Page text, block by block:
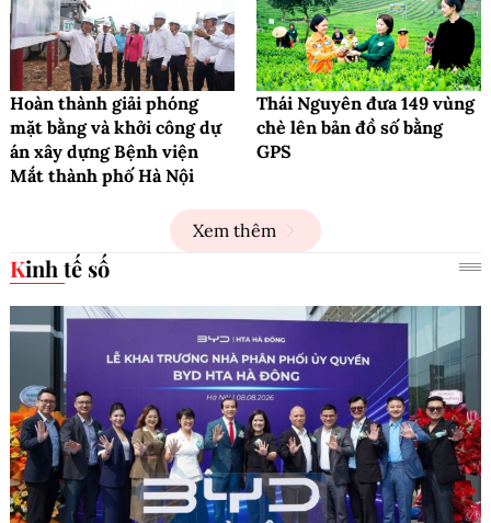
Hoàn thành giải phóng
mặt bằng và khởi công dự
án xây dựng Bệnh viện
Mắt thành phố Hà Nội
Thái Nguyên đưa 149 vùng
chè lên bản đồ số bằng
GPS
Xem thêm
Kinh tế số